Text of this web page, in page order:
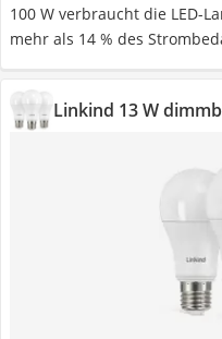
100 W verbraucht die LED-
mehr als 14 % des
Linkind 13 W